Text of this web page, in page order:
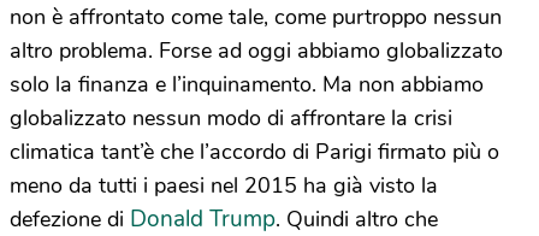
non è affrontato come tale, come purtroppo nessun
altro problema. Forse ad oggi abbiamo globalizzato
solo la finanza e l’inquinamento. Ma non abbiamo
globalizzato nessun modo di affrontare la crisi
climatica tant’è che l’accordo di Parigi firmato più o
meno da tutti i paesi nel 2015 ha già visto la
defezione di Donald Trump. Quindi altro che